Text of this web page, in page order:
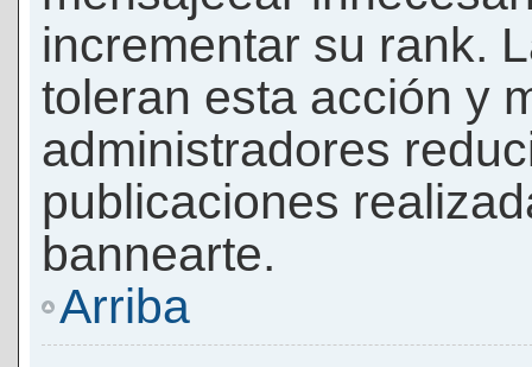
incrementar su rank.
toleran esta acción y
administradores
publicaciones
bannearte.
Arriba